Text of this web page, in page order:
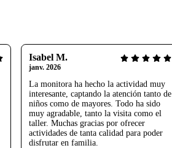
Isabel M.
janv. 2026
La monitora ha hecho la actividad muy
interesante, captando la atención tanto de
niños como de mayores. Todo ha sido
muy agradable, tanto la visita como el
taller. Muchas gracias por ofrecer
actividades de tanta calidad para poder
disfrutar en familia.